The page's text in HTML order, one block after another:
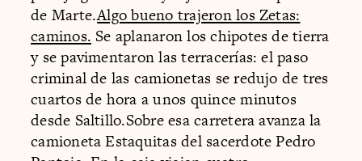
de Marte.Algo bueno trajeron los Zetas:
caminos. Se aplanaron los chipotes de tierra
y se pavimentaron las terracerías: el paso
criminal de las camionetas se redujo de tres
cuartos de hora a unos quince minutos
desde Saltillo.Sobre esa carretera avanza la
camioneta Estaquitas del sacerdote Pedro